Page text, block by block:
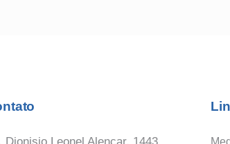
Dionisio Leonel Alencar, 1443